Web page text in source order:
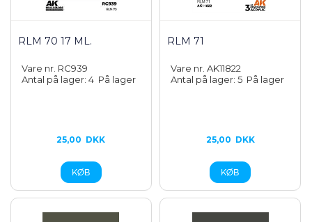
RLM 70 17 ML.
Vare nr. RC939
Antal på lager: 4 På lager
25,00 DKK
RLM 71
Vare nr. AK11822
Antal på lager: 5 På lager
25,00 DKK